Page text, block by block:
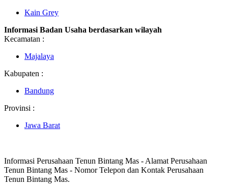
Kain Grey
Informasi Badan Usaha berdasarkan wilayah
Kecamatan :
Majalaya
Kabupaten :
Bandung
Provinsi :
Jawa Barat
Informasi Perusahaan Tenun Bintang Mas - Alamat Perusahaan
Tenun Bintang Mas - Nomor Telepon dan Kontak Perusahaan
Tenun Bintang Mas.